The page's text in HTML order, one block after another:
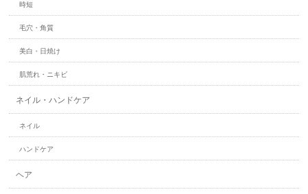
時短
毛穴・角質
美白・日焼け
肌荒れ・ニキビ
ネイル・ハンドケア
ネイル
ハンドケア
ヘア